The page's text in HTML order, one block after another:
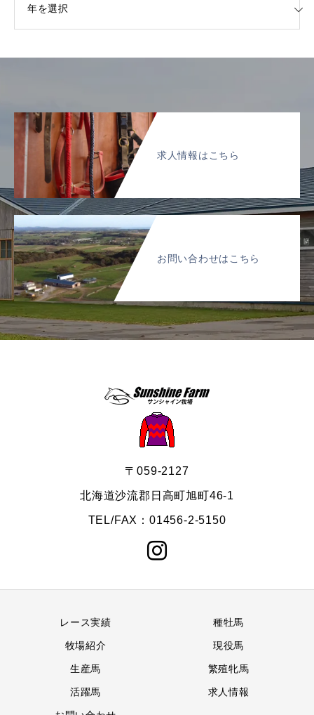
求人情報はこちら
お問い合わせはこちら
〒059-2127
北海道沙流郡日高町旭町46-1
TEL/FAX：01456-2-5150
レース実績 種牡馬
牧場紹介 現役馬
生産馬 繁殖牝馬
活躍馬 求人情報